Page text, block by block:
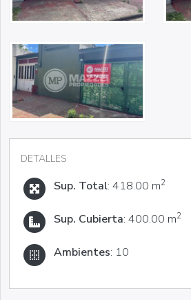
DETALLES
Sup. Total: 418.00 m2
Sup. Cubierta: 400.00 m2
Ambientes: 10